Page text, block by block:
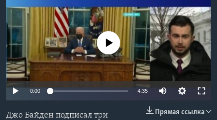
Learning English
СОЦИАЛЬНЫЕ СЕТИ
Языки
No media source currently available
0:00 4:35
Прямая ссылка
Джо Байден подписал три